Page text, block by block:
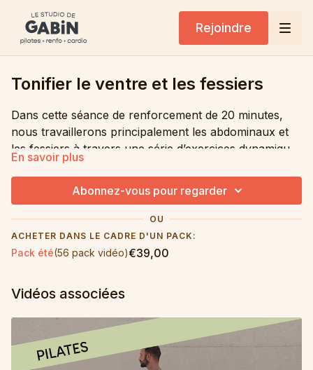
Rejoindre
Tonifier le ventre et les fessiers
Dans cette séance de renforcement de 20 minutes,
nous travaillerons principalement les abdominaux et
les fessiers à travers une série d’exercices dynamiques
réalisés debout puis sur tapis. Une séance de niveau
modéré pour développer la tonicité, renforcer le
centre du corps et gagner en stabilité.
En savoir plus
Abonnez-vous pour regarder
OU
ACHETER DANS LE CADRE D'UN PACK:
Pack été(56 pack vidéo)€39,00
Vidéos associées